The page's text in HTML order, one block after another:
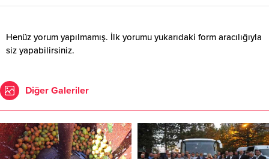
Henüz yorum yapılmamış. İlk yorumu yukarıdaki form aracılığıyla
siz yapabilirsiniz.
Diğer Galeriler